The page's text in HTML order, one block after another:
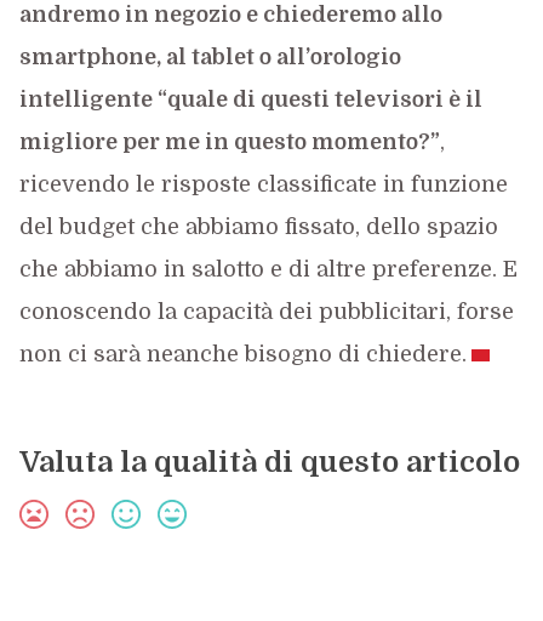
andremo in negozio e chiederemo allo
smartphone, al tablet o all’orologio
intelligente “quale di questi televisori è il
migliore per me in questo momento?”,
ricevendo le risposte classificate in funzione
del budget che abbiamo fissato, dello spazio
che abbiamo in salotto e di altre preferenze. E
conoscendo la capacità dei pubblicitari, forse
non ci sarà neanche bisogno di chiedere.
Valuta la qualità di questo articolo